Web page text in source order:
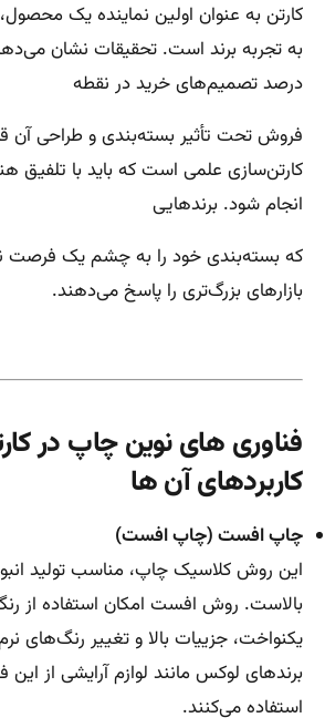
کارتن به عنوان اولین نماینده یک
درصد تصمیم‌های خرید در نقطه
فروش تحت تأثیر بسته‌بندی و طراحی آن
کارتن‌سازی علمی است که باید با تلفیق
انجام شود. برندهایی
که بسته‌بندی خود را به چشم یک فرصت
بازارهای بزرگ‌تری را پاسخ می‌دهند.
فناوری های نوین چاپ در
کاربردهای آن ها
چاپ افست (چاپ افست)
این روش کلاسیک چاپ، مناسب تولید
بالاست. روش افست امکان استفاده از
یکنواخت، جزییات بالا و تغییر رنگ‌های
برندهای لوکس مانند لوازم آرایشی از این
استفاده می‌کنند.